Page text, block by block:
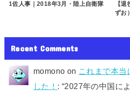
1佐人事｜2018年3月・陸上自衛隊
【
ずお
Recent Comments
momono on これまで本当
した！ : “2027年の中国に